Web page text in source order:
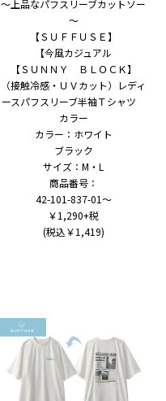
～上品なパフスリーブカットソー
～
【ＳＵＦＦＵＳＥ】
【今風カジュアル
【ＳＵＮＮＹ ＢＬＯＣＫ】
（接触冷感・ＵＶカット）レディ
ースパフスリーブ半袖Ｔシャツ
カラー
カラー：ホワイト
ブラック
サイズ：M・L
商品番号：
42-101-837-01～
￥1,290+税
(税込￥1,419)